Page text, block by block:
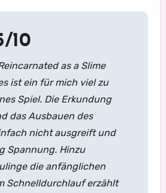
10
as a Slime
ist ein für mich viel zu
Spiel. Die Erkundung
das Ausbauen des
nicht ausgreift und
Spannung. Hinzu
die anfänglichen
Schnelldurchlauf erzählt